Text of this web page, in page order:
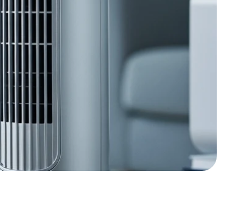
hij weinig ruimte in, terwijl hij toch een
bedienen zonder op te staan.